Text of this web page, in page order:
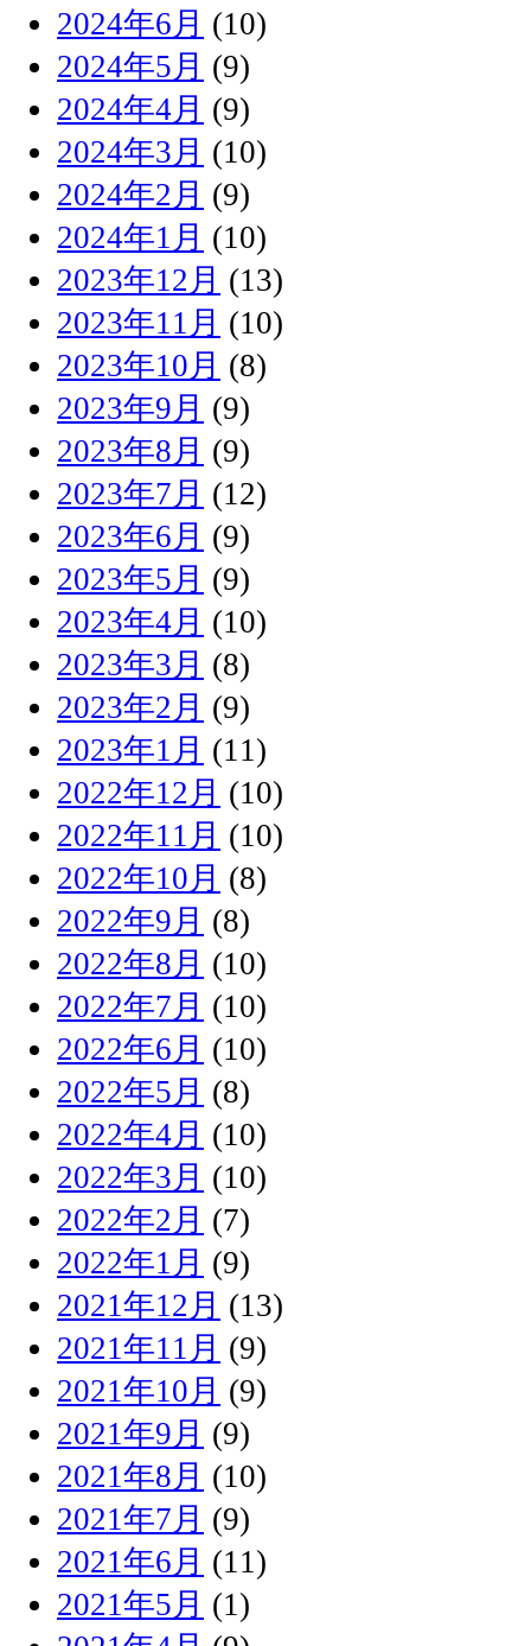
2024年6月 (10)
2024年5月 (9)
2024年4月 (9)
2024年3月 (10)
2024年2月 (9)
2024年1月 (10)
2023年12月 (13)
2023年11月 (10)
2023年10月 (8)
2023年9月 (9)
2023年8月 (9)
2023年7月 (12)
2023年6月 (9)
2023年5月 (9)
2023年4月 (10)
2023年3月 (8)
2023年2月 (9)
2023年1月 (11)
2022年12月 (10)
2022年11月 (10)
2022年10月 (8)
2022年9月 (8)
2022年8月 (10)
2022年7月 (10)
2022年6月 (10)
2022年5月 (8)
2022年4月 (10)
2022年3月 (10)
2022年2月 (7)
2022年1月 (9)
2021年12月 (13)
2021年11月 (9)
2021年10月 (9)
2021年9月 (9)
2021年8月 (10)
2021年7月 (9)
2021年6月 (11)
2021年5月 (1)